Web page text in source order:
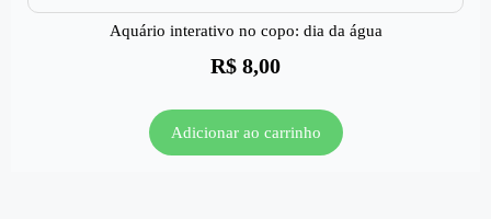
Aquário interativo no copo: dia da água
R$ 8,00
Adicionar ao carrinho